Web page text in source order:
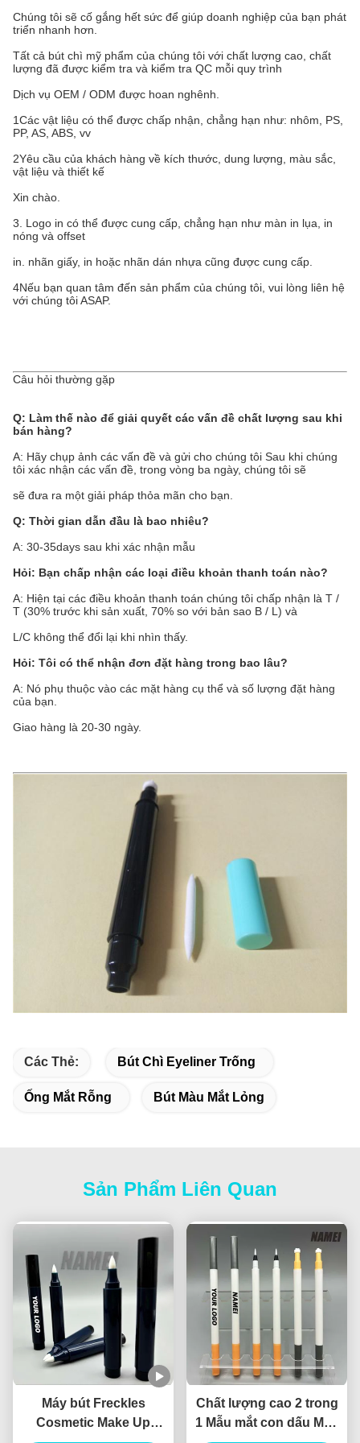
Chúng tôi sẽ cố gắng hết sức để giúp doanh nghiệp của bạn phát
triển nhanh hơn.
Tất cả bút chì mỹ phẩm của chúng tôi với chất lượng cao, chất
lượng đã được kiểm tra và kiểm tra QC mỗi quy trình
Dịch vụ OEM / ODM được hoan nghênh.
1Các vật liệu có thể được chấp nhận, chẳng hạn như: nhôm, PS,
PP, AS, ABS, vv
2Yêu cầu của khách hàng về kích thước, dung lượng, màu sắc,
vật liệu và thiết kế
Xin chào.
3. Logo in có thể được cung cấp, chẳng hạn như màn in lụa, in
nóng và offset
in. nhãn giấy, in hoặc nhãn dán nhựa cũng được cung cấp.
4Nếu bạn quan tâm đến sản phẩm của chúng tôi, vui lòng liên hệ
với chúng tôi ASAP.
Câu hỏi thường gặp
Q: Làm thế nào để giải quyết các vấn đề chất lượng sau khi
bán hàng?
A: Hãy chụp ảnh các vấn đề và gửi cho chúng tôi Sau khi chúng
tôi xác nhận các vấn đề, trong vòng ba ngày, chúng tôi sẽ
sẽ đưa ra một giải pháp thỏa mãn cho bạn.
Q: Thời gian dẫn đầu là bao nhiêu?
A: 30-35days sau khi xác nhận mẫu
Hỏi: Bạn chấp nhận các loại điều khoản thanh toán nào?
A: Hiện tại các điều khoản thanh toán chúng tôi chấp nhận là T /
T (30% trước khi sản xuất, 70% so với bản sao B / L) và
L/C không thể đổi lại khi nhìn thấy.
Hỏi: Tôi có thể nhận đơn đặt hàng trong bao lâu?
A: Nó phụ thuộc vào các mặt hàng cụ thể và số lượng đặt hàng
của bạn.
Giao hàng là 20-30 ngày.
Các Thẻ: Bút Chì Eyeliner Trống
Ống Mắt Rỗng Bút Màu Mắt Lỏng
Sản Phẩm Liên Quan
Máy bút Freckles
Cosmetic Make Up
Chất lượng cao 2 trong
1 Mẫu mắt con dấu Mẫu